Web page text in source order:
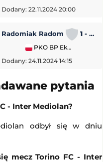
Dodany: 22.11.2024 20:00
Gliwice
Radomiak Radom 1 - 2
PKO BP Ekstraklasa
Dodany: 24.11.2024 14:15
pytania
- Inter Mediolan?
odbył się w dniu
mecz Torino FC - Inter